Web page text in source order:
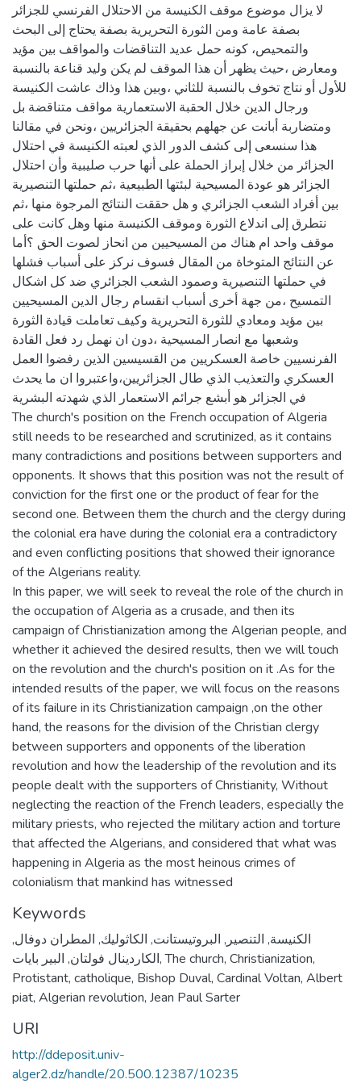
لا يزال موضوع موقف الكنيسة من الاحتلال الفرنسي للجزائر
بصفة عامة ومن الثورة التحريرية بصفة يحتاج إلى البحث
والتمحيص، كونه حمل عديد التناقضات والمواقف بين مؤيد
ومعارض ،حيث يظهر أن هذا الموقف لم يكن وليد قناعة بالنسبة
للأول أو نتاج تخوف بالنسبة للثاني ،وبين هذا وذاك عاشت الكنيسة
ورجال الدين خلال الحقبة الاستعمارية مواقف متناقضة بل
ومتضاربة أبانت عن جهلهم بحقيقة الجزائريين ،ونحن في مقالنا
هذا سنسعى إلى كشف الدور الذي لعبته الكنيسة في احتلال
الجزائر من خلال إبراز الحملة على أنها حرب صليبية وأن احتلال
الجزائر هو عودة المسيحية لبئتها الطبيعية ،ثم حملتها التنصيرية
بين أفراد الشعب الجزائري و هل حققت النتائج المرجوة منها ،ثم
نتطرق إلى اندلاع الثورة وموقف الكنيسة منها وهل كانت على
موقف واحد ام هناك من المسيحيين من انحاز لصوت الحق ؟أما
عن النتائج المتوخاة من المقال فسوف نركز على أسباب فشلها
في حملتها التنصيرية وصمود الشعب الجزائري ضد كل اشكال
التمسيح ،من جهة أخرى أسباب انقسام رجال الدين المسيحيين
بين مؤيد ومعادي للثورة التحريرية وكيف تعاملت قيادة الثورة
وشعبها مع انصار المسيحية ،دون ان نهمل رد فعل القادة
الفرنسيين خاصة العسكريين من القسيسين الذين رفضوا العمل
العسكري والتعذيب الذي طال الجزائريين،واعتبروا ان ما يحدث
في الجزائر هو أبشع جرائم الاستعمار الذي شهدته البشرية
The church's position on the French occupation of Algeria
still needs to be researched and scrutinized, as it contains
many contradictions and positions between supporters and
opponents. It shows that this position was not the result of
conviction for the first one or the product of fear for the
second one. Between them the church and the clergy during
the colonial era have during the colonial era a contradictory
and even conflicting positions that showed their ignorance
of the Algerians reality.
In this paper, we will seek to reveal the role of the church in
the occupation of Algeria as a crusade, and then its
campaign of Christianization among the Algerian people, and
whether it achieved the desired results, then we will touch
on the revolution and the church's position on it .As for the
intended results of the paper, we will focus on the reasons
of its failure in its Christianization campaign ,on the other
hand, the reasons for the division of the Christian clergy
between supporters and opponents of the liberation
revolution and how the leadership of the revolution and its
people dealt with the supporters of Christianity, Without
neglecting the reaction of the French leaders, especially the
military priests, who rejected the military action and torture
that affected the Algerians, and considered that what was
happening in Algeria as the most heinous crimes of
colonialism that mankind has witnessed
Keywords
الكنيسة, التنصير , البروتيستانت, الكاثوليك, المطران دوفال,
الكاردينال فولتان, البير بايات ,The church, Christianization,
Protistant, catholique, Bishop Duval, Cardinal Voltan, Albert
piat, Algerian revolution, Jean Paul Sarter
URI
http://ddeposit.univ-
alger2.dz/handle/20.500.12387/10235